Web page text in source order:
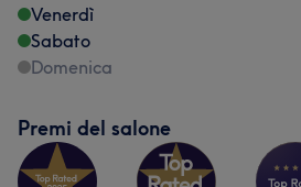
Venerdì
Sabato
Domenica
Premi del salone